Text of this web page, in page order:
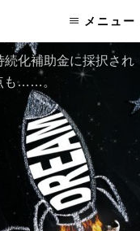
メニュー
続化補助金に採択され
も……。